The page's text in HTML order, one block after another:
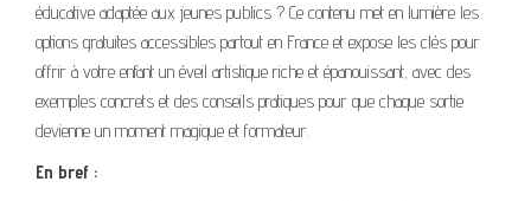
éducative adaptée aux jeunes publics ? Ce contenu met en lumière les
options gratuites accessibles partout en France et expose les clés pour
offrir à votre enfant un éveil artistique riche et épanouissant, avec des
exemples concrets et des conseils pratiques pour que chaque sortie
devienne un moment magique et formateur.
En bref :